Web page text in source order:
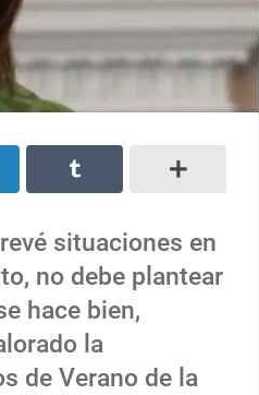
situaciones en
no debe plantear
hace bien,
la
de Verano de la